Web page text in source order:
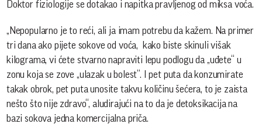
Doktor fiziologije se dotakao i napitka pravljenog od miksa voća.
„Nepopularno je to reći, ali ja imam potrebu da kažem. Na primer
tri dana ako pijete sokove od voća, kako biste skinuli višak
kilograma, vi ćete stvarno napraviti lepu podlogu da „uđete“ u
zonu koja se zove „ulazak u bolest“. I pet puta da konzumirate
takak obrok, pet puta unosite takvu količinu šećera, to je zaista
nešto što nije zdravo“, aludirajući na to da je detoksikacija na
bazi sokova jedna komercijalna priča.